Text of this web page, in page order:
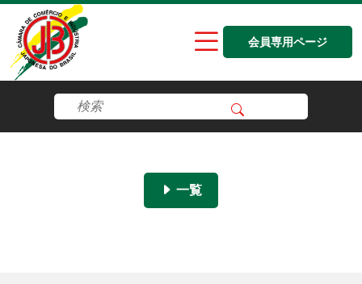
会員専用ページ
一覧